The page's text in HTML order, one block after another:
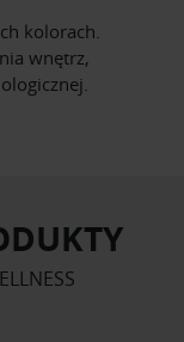
kolorach.
wnętrz,